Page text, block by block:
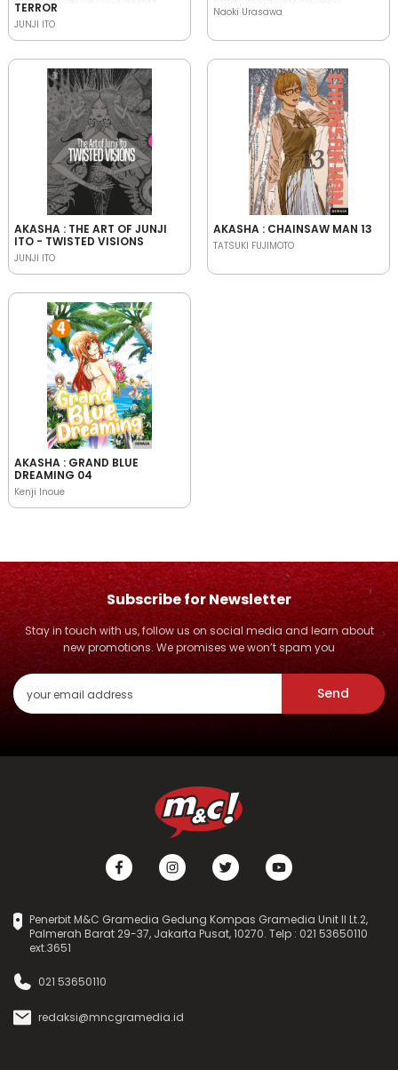
TERROR
JUNJI ITO
Naoki Urasawa
AKASHA : THE ART OF JUNJI
ITO - TWISTED VISIONS
JUNJI ITO
AKASHA : CHAINSAW MAN 13
TATSUKI FUJIMOTO
AKASHA : GRAND BLUE
DREAMING 04
Kenji Inoue
Subscribe for Newsletter
Stay in touch with us, follow us on social media and learn about
new promotions. We promises we won’t spam you
Send
Penerbit M&C Gramedia Gedung Kompas Gramedia Unit II Lt.2,
Palmerah Barat 29-37, Jakarta Pusat, 10270. Telp : 021 53650110
ext.3651
021 53650110
redaksi@mncgramedia.id